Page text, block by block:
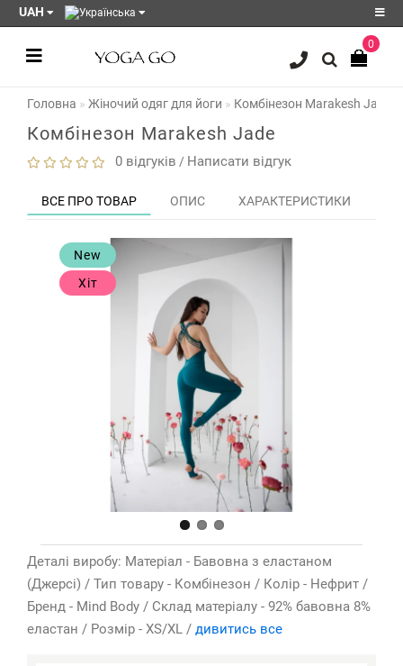
UAH
Реєстрація
Авторизація
Мої
0
Головна Жіночий одяг для йоги Комбінезон Marakesh Jade
Комбінезон Marakesh Jade
0 відгуків / Написати відгук
ВСЕ ПРО ТОВАР ОПИС ХАРАКТЕРИСТИКИ
New
Хіт
Деталі виробу: Матеріал - Бавовна з еластаном
(Джерсі) / Тип товару - Комбінезон / Колір - Нефрит /
Бренд - Mind Body / Склад матеріалу - 92% бавовна 8%
еластан / Розмір - XS/XL / дивитись все